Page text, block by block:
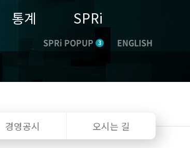
통계 SPRi
SPRi POPUP 3 ENGLISH
경영공시 오시는 길